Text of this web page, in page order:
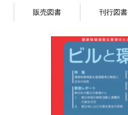
販売図書 刊行図書